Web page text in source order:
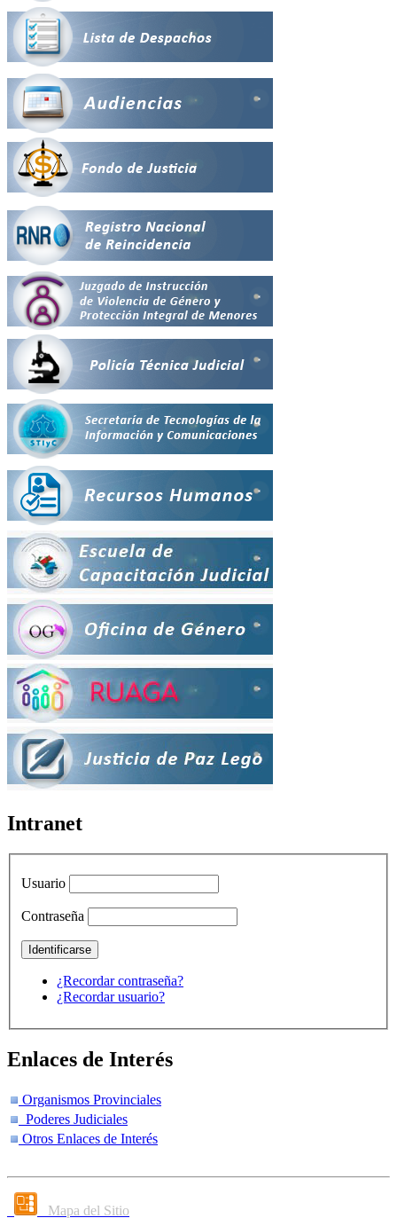
Intranet
Usuario
Contraseña
¿Recordar contraseña?
¿Recordar usuario?
Enlaces de Interés
Organismos Provinciales
Poderes Judiciales
Otros Enlaces de Interés
Mapa del Sitio